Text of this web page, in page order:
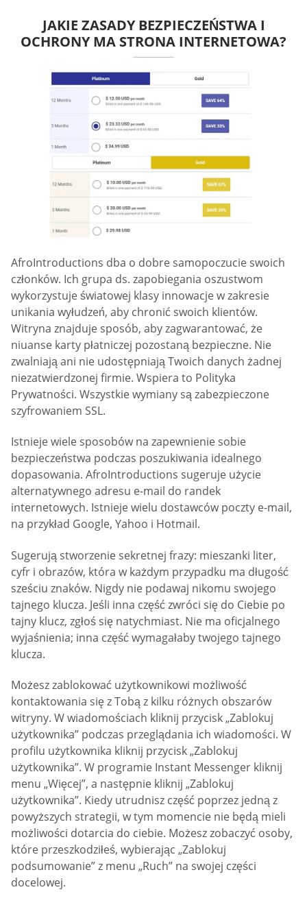
JAKIE ZASADY BEZPIECZEŃSTWA I
OCHRONY MA STRONA INTERNETOWA?
AfroIntroductions dba o dobre samopoczucie swoich
członków. Ich grupa ds. zapobiegania oszustwom
wykorzystuje światowej klasy innowacje w zakresie
unikania wyłudzeń, aby chronić swoich klientów.
Witryna znajduje sposób, aby zagwarantować, że
niuanse karty płatniczej pozostaną bezpieczne. Nie
zwalniają ani nie udostępniają Twoich danych żadnej
niezatwierdzonej firmie. Wspiera to Polityka
Prywatności. Wszystkie wymiany są zabezpieczone
szyfrowaniem SSL.
Istnieje wiele sposobów na zapewnienie sobie
bezpieczeństwa podczas poszukiwania idealnego
dopasowania. AfroIntroductions sugeruje użycie
alternatywnego adresu e-mail do randek
internetowych. Istnieje wielu dostawców poczty e-mail,
na przykład Google, Yahoo i Hotmail.
Sugerują stworzenie sekretnej frazy: mieszanki liter,
cyfr i obrazów, która w każdym przypadku ma długość
sześciu znaków. Nigdy nie podawaj nikomu swojego
tajnego klucza. Jeśli inna część zwróci się do Ciebie po
tajny klucz, zgłoś się natychmiast. Nie ma oficjalnego
wyjaśnienia; inna część wymagałaby twojego tajnego
klucza.
Możesz zablokować użytkownikowi możliwość
kontaktowania się z Tobą z kilku różnych obszarów
witryny. W wiadomościach kliknij przycisk „Zablokuj
użytkownika” podczas przeglądania ich wiadomości. W
profilu użytkownika kliknij przycisk „Zablokuj
użytkownika”. W programie Instant Messenger kliknij
menu „Więcej”, a następnie kliknij „Zablokuj
użytkownika”. Kiedy utrudnisz część poprzez jedną z
powyższych strategii, w tym momencie nie będą mieli
możliwości dotarcia do ciebie. Możesz zobaczyć osoby,
które przeszkodziłeś, wybierając „Zablokuj
podsumowanie” z menu „Ruch” na swojej części
docelowej.